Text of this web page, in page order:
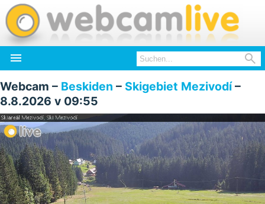
 
Webcam – Beskiden – Skigebiet Mezivodí–
8.8.2026 v 09:55